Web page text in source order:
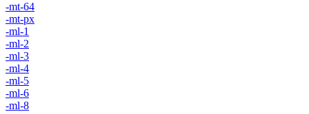
-mt-64
-mt-px
-ml-1
-ml-2
-ml-3
-ml-4
-ml-5
-ml-6
-ml-8